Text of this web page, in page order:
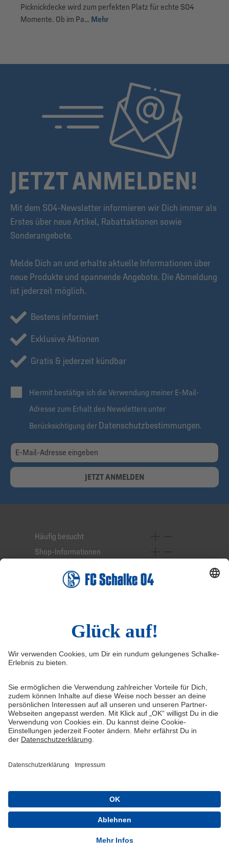
Picknickdecke wird zum perfekten Platz für echte S04
Momente. Ob im Pa… Mehr
JETZT ANMELDEN!
Mit dem S04-Newsletter informieren wir Dich immer als
Erstes über neue Artikel, Rabattaktionen sowie
Sonderangebote.
Melde Dich an und erhalte aktuelle Informationen über
neue Produkte und spannende Angebote. Die Abmeldung
ist jederzeit möglich.
Bestens informiert
Exklusive Aktionen
Gratis & jederzeit kündbar
Hiermit bestätige ich die Verwendung meiner E-Mail-
Adresse zum Erhalt des Newsletters unter
Berücksichtigung der Datenschutzbestimmungen.
JETZT ANMELDEN
Häufig besucht
Shop-Informationen
Service-Hotline
Widerruf Vertrag widerrufen
AGB
Cookie-Einstellungen
Datenschutzerklärung Impressum